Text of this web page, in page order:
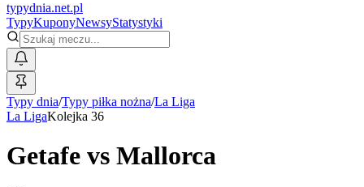
typydnia.net.pl
TypyKuponyNewsyStatystyki
Typy dnia/Typy piłka nożna/La Liga
La LigaKolejka 36
Getafe vs Mallorca